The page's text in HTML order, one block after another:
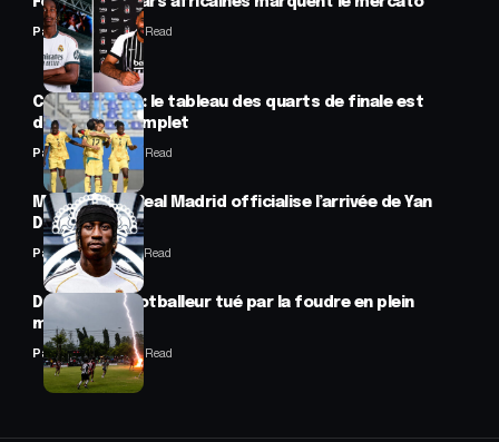
Panafrofoot2 Min Read
CAN féminine : le tableau des quarts de finale est
désormais complet
Panafrofoot2 Min Read
Mercato : Le Real Madrid officialise l’arrivée de Yan
Diomandé
Panafrofoot1 Min Read
Drame : un footballeur tué par la foudre en plein
match
Panafrofoot2 Min Read